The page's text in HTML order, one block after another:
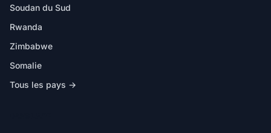
Soudan du Sud
Rwanda
Zimbabwe
Somalie
Tous les pays →